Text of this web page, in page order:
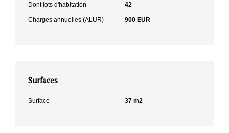
Dont lots d'habitation 42
Charges annuelles (ALUR) 900 EUR
Surfaces
Surface 37 m2